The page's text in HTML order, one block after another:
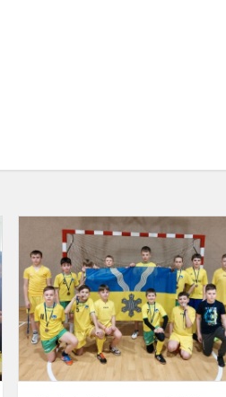
rajono
mokyklų
žaidynių
šachmatų
varžybos